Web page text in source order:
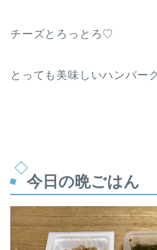
チーズとろっとろ♡
とっても美味しいハンバ
今日の晩ごはん